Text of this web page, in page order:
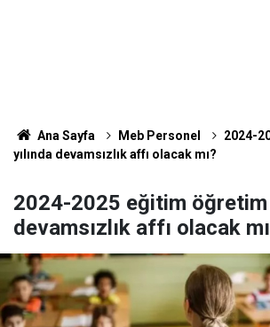
Ana Sayfa Meb Personel
2024-
yılında devamsızlık affı olacak mı?
2024-2025 eğitim öğretim
devamsızlık affı olacak